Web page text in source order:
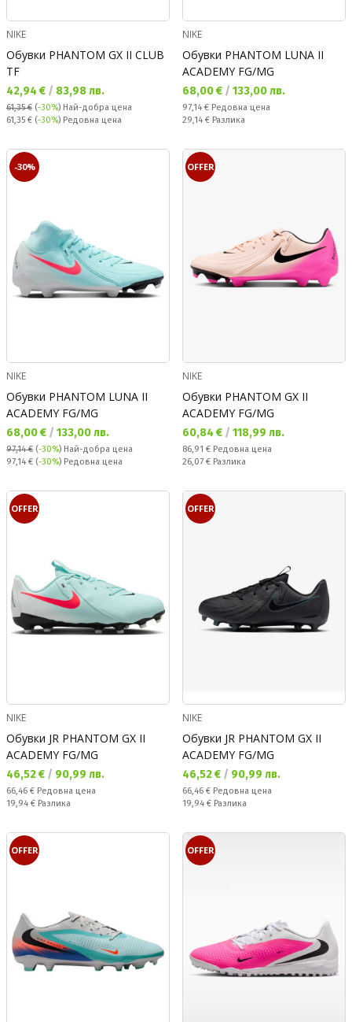
NIKE
Обувки PHANTOM GX II CLUB
TF
Текуща цена:
42,94 € / 83,98 лв.
61,35 € (-30%) Най-добра цена
Редовна цена:
61,35 € (-30%) Редовна цена
NIKE
Обувки PHANTOM LUNA II
ACADEMY FG/MG
Текуща цена:
68,00 € / 133,00 лв.
Редовна цена:
97,14 € Редовна цена
Спестявате:
29,14 € Разлика
-30%
NIKE
Обувки PHANTOM LUNA II
ACADEMY FG/MG
Текуща цена:
68,00 € / 133,00 лв.
97,14 € (-30%) Най-добра цена
Редовна цена:
97,14 € (-30%) Редовна цена
OFFER
NIKE
Обувки PHANTOM GX II
ACADEMY FG/MG
Текуща цена:
60,84 € / 118,99 лв.
Редовна цена:
86,91 € Редовна цена
Спестявате:
26,07 € Разлика
OFFER
NIKE
Обувки JR PHANTOM GX II
ACADEMY FG/MG
Текуща цена:
46,52 € / 90,99 лв.
Редовна цена:
66,46 € Редовна цена
Спестявате:
19,94 € Разлика
OFFER
NIKE
Обувки JR PHANTOM GX II
ACADEMY FG/MG
Текуща цена:
46,52 € / 90,99 лв.
Редовна цена:
66,46 € Редовна цена
Спестявате:
19,94 € Разлика
OFFER OFFER